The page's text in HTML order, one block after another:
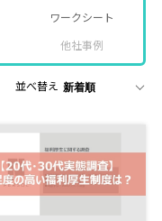
ワークシート
他社事例
並べ替え